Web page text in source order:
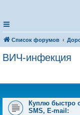
Список форумов
ВИЧ-инфекция
Куплю быстро
SMS, E-mail: